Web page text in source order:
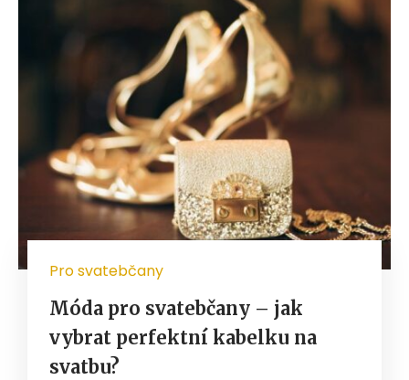
Pro svatebčany
Móda pro svatebčany – jak
vybrat perfektní kabelku na
svatbu?